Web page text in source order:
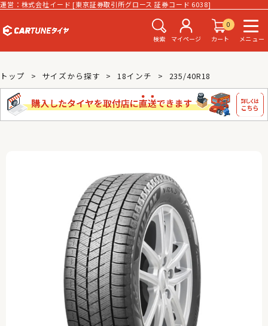
運営：株式会社イード [東京証券取引所グロース 証券コード 6038]
検索 マイページ
0
カート
メニュー
トップ サイズから探す 18インチ 235/40R18